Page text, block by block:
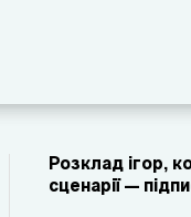
Розклад ігор,
сценарії —